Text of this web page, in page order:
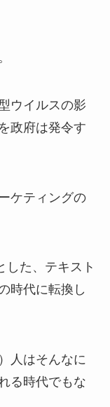
ウイルスの影
政府は発令す
ケティングの
した、テキスト
時代に転換し
人はそんなに
る時代でもな